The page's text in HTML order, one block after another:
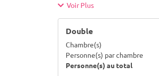
Voir Plus
Double
Chambre(s)
Personne(s) par chambre
Personne(s) au total